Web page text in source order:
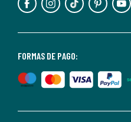
FORMAS DE PAGO: